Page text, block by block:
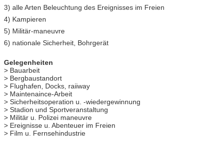
3) alle Arten Beleuchtung des Ereignisses im Freien
4) Kampieren
5) Militär-maneuvre
6) nationale Sicherheit, Bohrgerät
Gelegenheiten
> Bauarbeit
> Bergbaustandort
> Flughafen, Docks, raiiway
> Maintenaince-Arbeit
> Sicherheitsoperation u. -wiedergewinnung
> Stadion und Sportveranstaltung
> Militär u. Polizei maneuvre
> Ereignisse u. Abenteuer im Freien
> Film u. Fernsehindustrie